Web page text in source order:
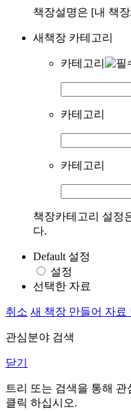
책장설명은 [내 책
새책장 카테고리
카테고리
카테고리
카테고리
책장카테고리 설정
다.
Default 설정
설정
선택한 자료
취소 새 책장 만들어 자료
관심분야 검색
닫기
트리 또는 검색을 통해
클릭 하십시오.